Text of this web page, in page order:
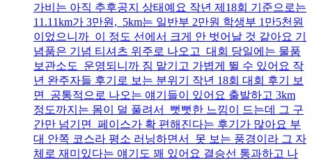
가비는 아직 추후공지 상태예요 작년 제18회 기준으로는
11.11km가 3만원, 5km는 일반부 2만원 학생부 1만5천원
이었으니까 이 정도 선에서 크게 안 벗어날 것 같아요 기
념품은 기념 티셔츠 위주로 나오고 대회 당일에는 물품
보관소도 운영되니까 짐 맡기고 가볍게 뛸 수 있어요 작
년 완주자들 후기로 보는 분위기 작년 18회 대회 후기 보
면 공통적으로 나오는 얘기들이 있어요 출발하고 3km
정도까지는 몸이 덜 풀려서 뻣뻣한 느낌이 드는데 그 구
간만 넘기면 페이스가 확 편해진다는 후기가 많아요 부
대 안쪽 코스라 평소 러닝하면서 못 보는 풍경이라 그 자
체로 재미있다는 얘기도 꽤 있어요 결승선 통과하고 나